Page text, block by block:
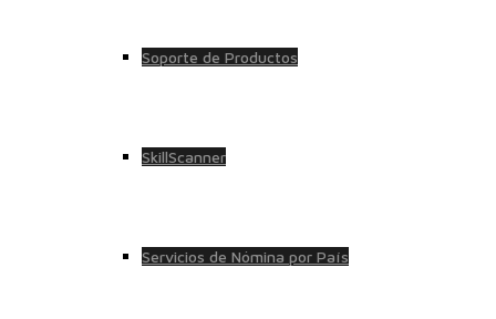
Soporte de Productos
SkillScanner
Servicios de Nómina por País